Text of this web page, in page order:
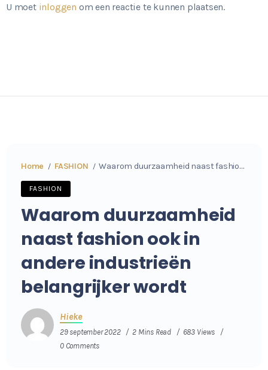
U moet inloggen om een reactie te kunnen plaatsen.
Home / FASHION / Waarom duurzaamheid naast fashion ook in andere industrieën belangrijker wordt
FASHION
Waarom duurzaamheid
naast fashion ook in
andere industrieën
belangrijker wordt
Hieke
29 september 2022 2 Mins Read
683 Views
0 Comments